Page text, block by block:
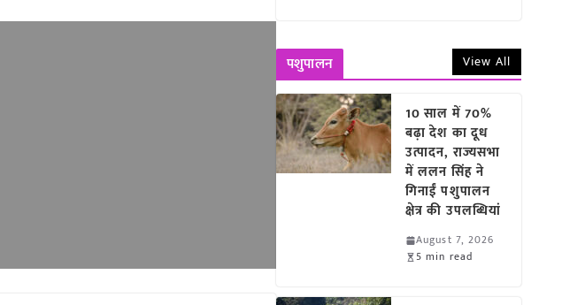
पशुपालन View All
10 साल में 70%
बढ़ा देश का दूध
उत्पादन, राज्यसभा
में ललन सिंह ने
गिनाईं पशुपालन
क्षेत्र की उपलब्धियां
August 7, 2026
5 min read